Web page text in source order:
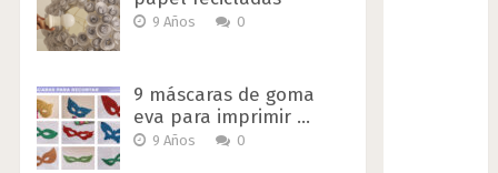
9 Años 0
9 máscaras de goma
eva para imprimir …
9 Años 0